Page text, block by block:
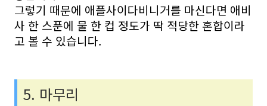
그렇기 때문에 애플사이다비니거를 마신다면 애비
사 한 스푼에 물 한 컵 정도가 딱 적당한 혼합이라
고 볼 수 있습니다.
5. 마무리